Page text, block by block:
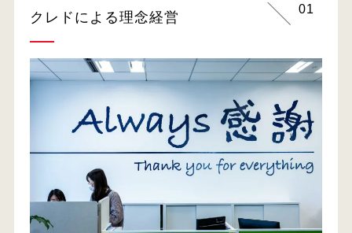
01
クレドによる理念経営